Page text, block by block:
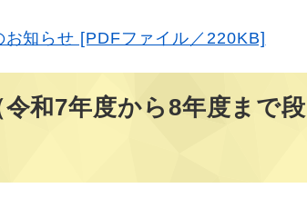
お知らせ [PDFファイル／220KB]
和7年度から8年度まで